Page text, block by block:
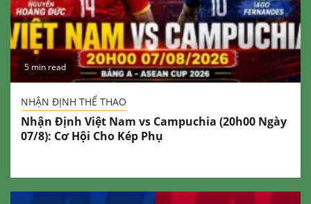
5 min read
NHẬN ĐỊNH THỂ THAO
Nhận Định Việt Nam vs Campuchia (20h00 Ngày
07/8): Cơ Hội Cho Kép Phụ